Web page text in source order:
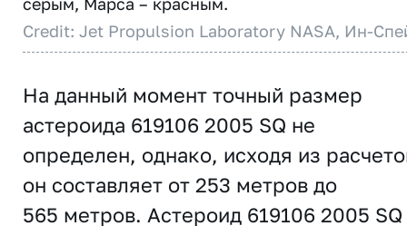
Credit: Jet Propulsion Laboratory NASA, Ин-
На данный момент точный размер
астероида 619106 2005 SQ не
определен, однако, исходя из
он составляет от 253 метров до
565 метров. Астероид 619106 2005 SQ